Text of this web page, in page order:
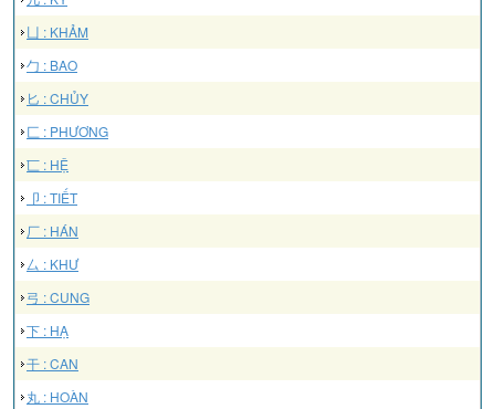
凵 : KHẢM
勹 : BAO
匕 : CHỦY
匚 : PHƯƠNG
匸 : HỆ
卩 : TIẾT
厂 : HÁN
厶 : KHƯ
弓 : CUNG
下 : HẠ
干 : CAN
丸 : HOÀN